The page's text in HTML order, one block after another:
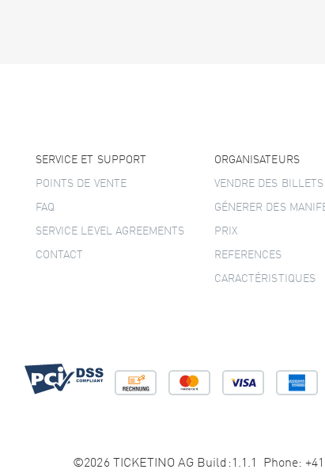
SERVICE ET SUPPORT
POINTS DE VENTE
FAQ
SERVICE LEVEL AGREEMENTS
CONTACT
ORGANISATEURS
VENDRE DES BILLETS
GÉNERER DES
PRIX
REFERENCES
CARACTÉRISTIQUES
©2026 TICKETINO AG Build:1.1.1 Phone: